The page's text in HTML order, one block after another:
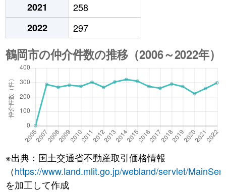
2021
258
2022
297
※出典：国土交通省不動産取引価格情報
（https://www.land.mlit.go.jp/webland/servlet/
を加工して作成